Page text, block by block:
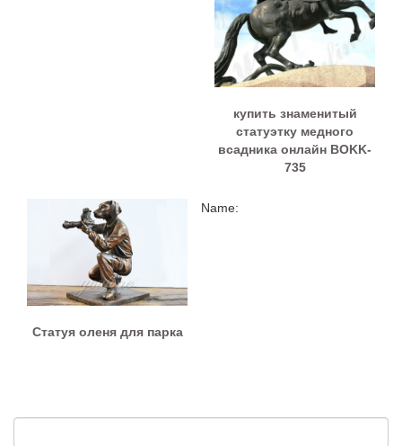
купить знаменитый
статуэтку медного
всадника онлайн BOKK-
735
Статуя оленя для парка
Name: